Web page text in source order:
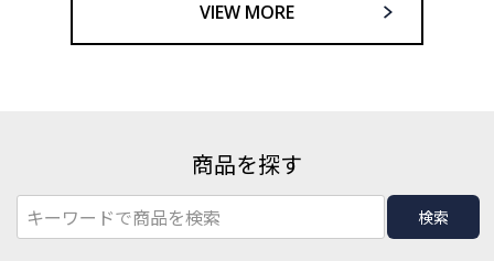
VIEW MORE
商品を探す
検索